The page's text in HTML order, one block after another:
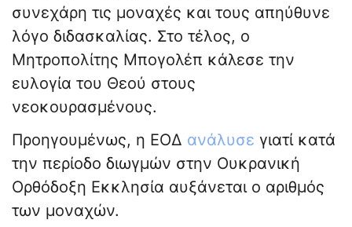
συνεχάρη τις μοναχές και τους απηύθυνε
λόγο διδασκαλίας. Στο τέλος, ο
Μητροπολίτης Μπογολέπ κάλεσε την
ευλογία του Θεού στους
νεοκουρασμένους.
Προηγουμένως, η ΕΟΔ ανάλυσε γιατί κατά
την περίοδο διωγμών στην Ουκρανική
Ορθόδοξη Εκκλησία αυξάνεται ο αριθμός
των μοναχών.